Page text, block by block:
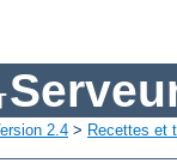
2.4 > Recettes et